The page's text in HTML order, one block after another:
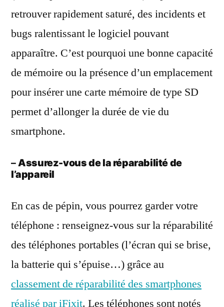
retrouver rapidement saturé, des incidents et
bugs ralentissant le logiciel pouvant
apparaître. C’est pourquoi une bonne capacité
de mémoire ou la présence d’un emplacement
pour insérer une carte mémoire de type SD
permet d’allonger la durée de vie du
smartphone.
– Assurez-vous de la réparabilité de
l’appareil
En cas de pépin, vous pourrez garder votre
téléphone : renseignez-vous sur la réparabilité
des téléphones portables (l’écran qui se brise,
la batterie qui s’épuise…) grâce au
classement de réparabilité des smartphones
réalisé par iFixit. Les téléphones sont notés